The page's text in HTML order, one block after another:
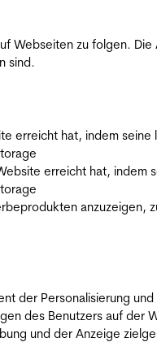
Webseiten zu folgen.
sind.
erreicht hat, indem
erreicht hat, indem
anzuzeigen,
der Personalisierung
des Benutzers auf der
und der Anzeige